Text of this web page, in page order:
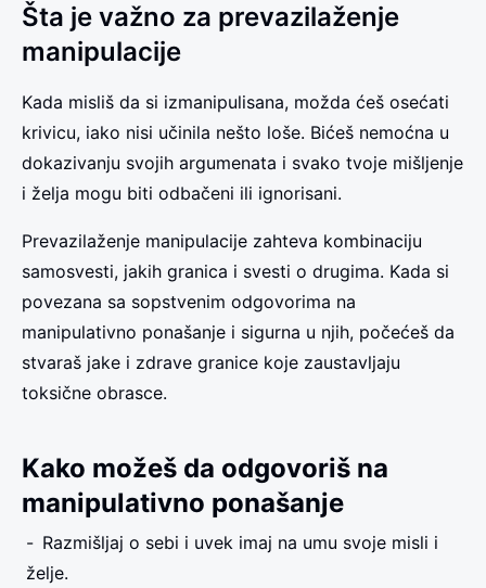
Šta je važno za prevazilaženje
manipulacije
Kada misliš da si izmanipulisana, možda ćeš osećati
krivicu, iako nisi učinila nešto loše. Bićeš nemoćna u
dokazivanju svojih argumenata i svako tvoje mišljenje
i želja mogu biti odbačeni ili ignorisani.
Prevazilaženje manipulacije zahteva kombinaciju
samosvesti, jakih granica i svesti o drugima. Kada si
povezana sa sopstvenim odgovorima na
manipulativno ponašanje i sigurna u njih, počećeš da
stvaraš jake i zdrave granice koje zaustavljaju
toksične obrasce.
Kako možeš da odgovoriš na
manipulativno ponašanje
Razmišljaj o sebi i uvek imaj na umu svoje misli i
želje.